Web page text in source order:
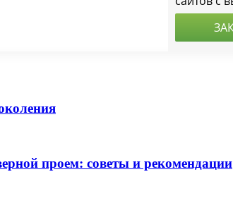
проем: советы и рекомендации